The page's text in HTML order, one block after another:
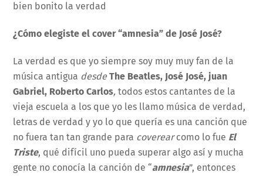
bien bonito la verdad
¿Cómo elegiste el cover “amnesia” de José José?
La verdad es que yo siempre soy muy muy fan de la
música antigua desdeThe Beatles, José José, juan
Gabriel, Roberto Carlos, todos estos cantantes de la
vieja escuela a los que yo les llamo música de verdad,
letras de verdad y yo lo que quería es una canción que
no fuera tan tan grande para coverearcomo lo fue El
Triste, qué difícil uno pueda superar algo así y mucha
gente no conocía la canción de “amnesia”, entonces